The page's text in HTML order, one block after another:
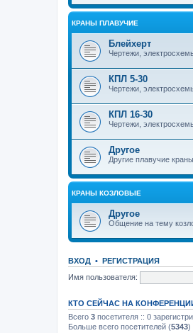
КРАНЫ ПЛАВУЧИЕ
Блейхерт
Чертежи,
КПЛ 5-30
Чертежи,
КПЛ 16-30
Чертежи,
Другое
Другие плавучие
КРАНЫ КОЗЛОВЫЕ
Другое
Общение на тему
ВХОД • РЕГИСТРАЦИЯ
Имя пользователя:
КТО СЕЙЧАС НА
Всего 3 посетителя :: 0
Больше всего посетителей (5343)